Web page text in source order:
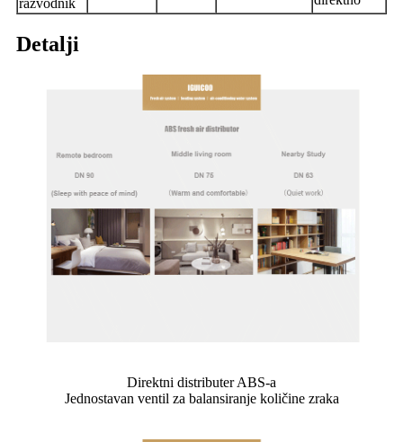
razvodnik
Detalji
Direktni distributer ABS-a
Jednostavan ventil za balansiranje količine zraka